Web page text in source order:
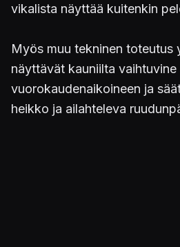
vikalista näyttää kuitenkin
Myös muu tekninen toteutus
näyttävät kauniilta vaihtuvine
vuorokaudenaikoineen ja
heikko ja ailahteleva